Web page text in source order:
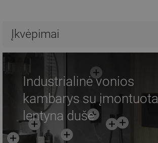
Palyginti
Įkvėpimai
Industrialinė vonios
kambarys su įmontuota
lentyna duše